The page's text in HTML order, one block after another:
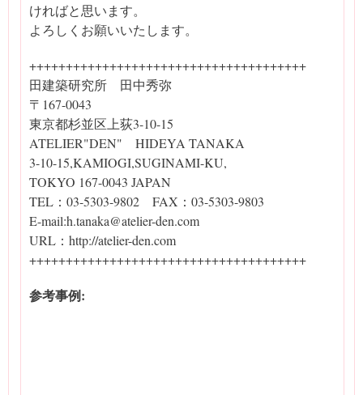
ければと思います。
よろしくお願いいたします。
++++++++++++++++++++++++++++++++++++++
田建築研究所 田中秀弥
〒167-0043
東京都杉並区上荻3-10-15
ATELIER"DEN" HIDEYA TANAKA
3-10-15,KAMIOGI,SUGINAMI-KU,
TOKYO 167-0043 JAPAN
TEL：03-5303-9802 FAX：03-5303-9803
E-mail:h.tanaka@atelier-den.com
URL：http://atelier-den.com
++++++++++++++++++++++++++++++++++++++
参考事例: